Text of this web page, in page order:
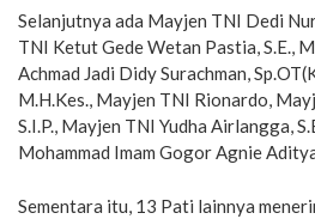
Selanjutnya ada Mayjen TNI Dedi
TNI Ketut Gede Wetan Pastia, S.E.,
Achmad Jadi Didy Surachman,
M.H.Kes., Mayjen TNI Rionardo,
S.I.P., Mayjen TNI Yudha Airlangga,
Mohammad Imam Gogor Agnie
Sementara itu, 13 Pati lainnya